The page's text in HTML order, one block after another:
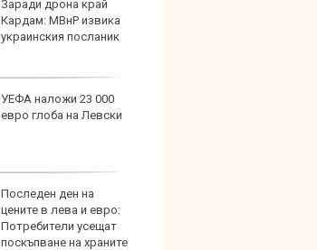
Заради дрона край
Кардам: МВнР извика
украинския посланик
УЕФА наложи 23 000
евро глоба на Левски
Последен ден на
цените в лева и евро:
Потребители усещат
поскъпване на храните